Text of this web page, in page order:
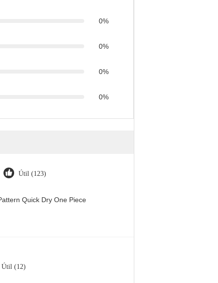
0%
0%
0%
0%
Útil (123)
Quick Dry One Piece
Útil (12)